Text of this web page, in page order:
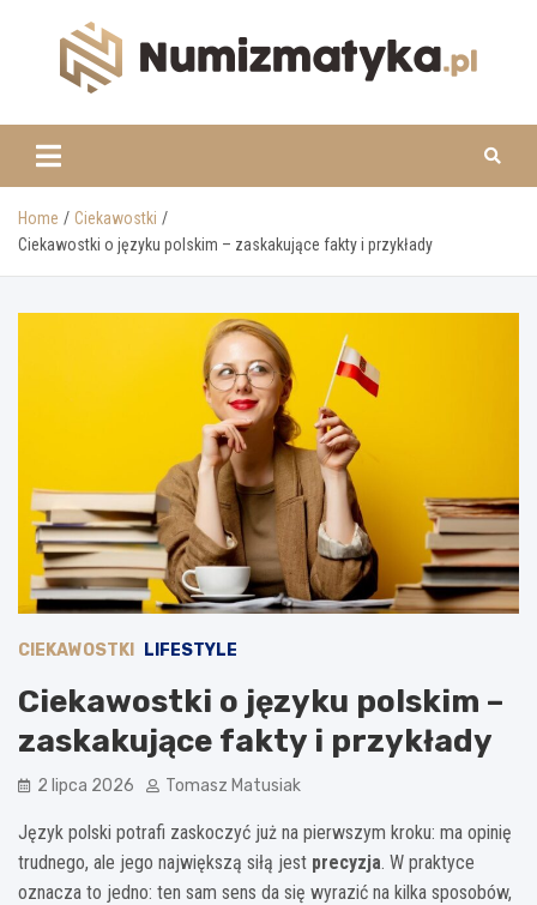
www.numizmatyka.pl
Home
Ciekawostki
Ciekawostki o języku polskim – zaskakujące fakty i przykłady
CIEKAWOSTKI LIFESTYLE
Ciekawostki o języku polskim –
zaskakujące fakty i przykłady
2 lipca 2026 Tomasz Matusiak
Język polski potrafi zaskoczyć już na pierwszym kroku: ma opinię
trudnego, ale jego największą siłą jest precyzja. W praktyce
oznacza to jedno: ten sam sens da się wyrazić na kilka sposobów,